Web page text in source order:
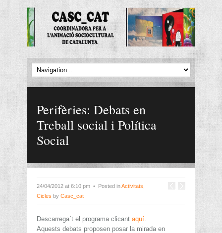
Perifèries: Debats en
Treball social i Política
Social
24/04/2012 at 6:10 pm • Posted inActivitats
Cicles by Casc_cat
Descarrega´t el programa clicant aquí
Aquests debats proposen posar la mirada en